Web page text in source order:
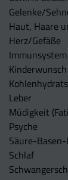
Gelenke/
Haut, Haare
Herz/Gefäße
Immunsystem
Kinderwunsch
Leber
Müdigkeit
Psyche
Säure-
Schlaf